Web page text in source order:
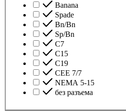
Banana
Spade
Bn/Bn
Sp/Bn
С7
C15
C19
CEE 7/7
NEMA 5-15
без разъема